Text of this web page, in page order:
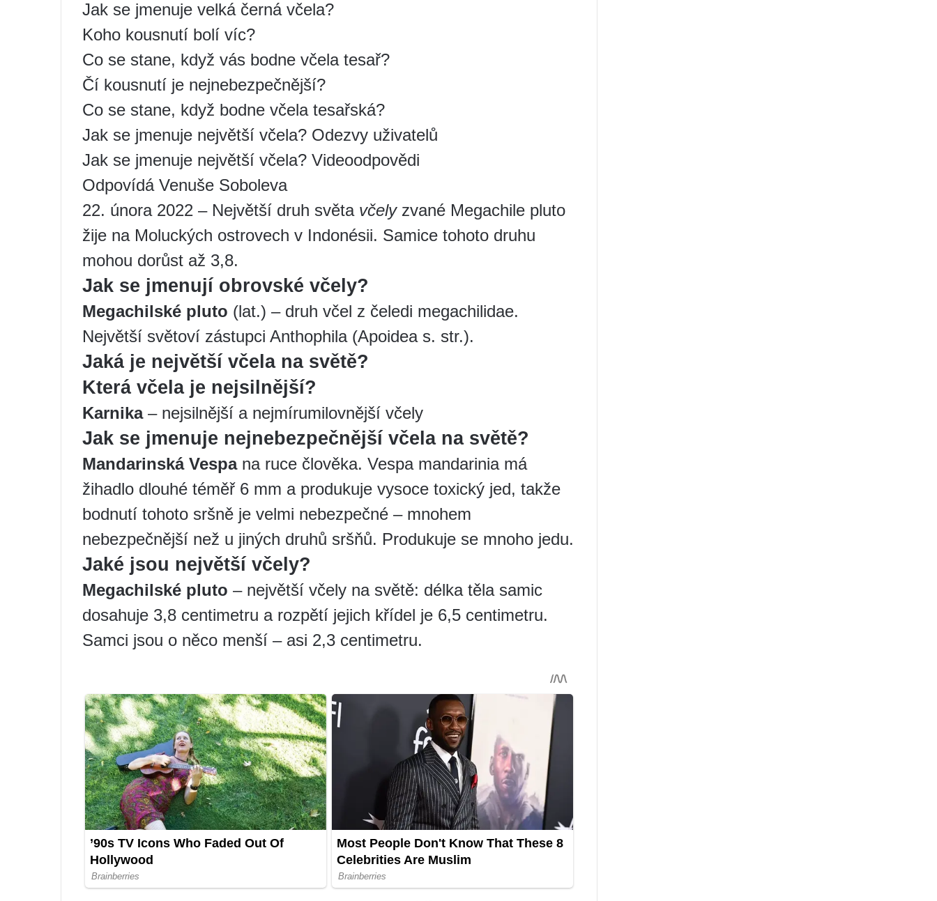
Jak se jmenuje velká černá včela?
Koho kousnutí bolí víc?
Co se stane, když vás bodne včela tesař?
Čí kousnutí je nejnebezpečnější?
Co se stane, když bodne včela tesařská?
Jak se jmenuje největší včela? Odezvy uživatelů
Jak se jmenuje největší včela? Videoodpovědi
Odpovídá Venuše Soboleva
22. února 2022 – Největší druh světa včelyzvané Megachile pluto
žije na Moluckých ostrovech v Indonésii. Samice tohoto druhu
mohou dorůst až 3,8.
Jak se jmenují obrovské včely?
Megachilské pluto (lat.) – druh včel z čeledi megachilidae.
Největší světoví zástupci Anthophila (Apoidea s. str.).
Jaká je největší včela na světě?
Která včela je nejsilnější?
Karnika– nejsilnější a nejmírumilovnější včely
Jak se jmenuje nejnebezpečnější včela na světě?
Mandarinská Vespana ruce člověka. Vespa mandarinia má
žihadlo dlouhé téměř 6 mm a produkuje vysoce toxický jed, takže
bodnutí tohoto sršně je velmi nebezpečné – mnohem
nebezpečnější než u jiných druhů sršňů. Produkuje se mnoho jedu.
Jaké jsou největší včely?
Megachilské pluto – největší včely na světě: délka těla samic
dosahuje 3,8 centimetru a rozpětí jejich křídel je 6,5 centimetru.
Samci jsou o něco menší – asi 2,3 centimetru.